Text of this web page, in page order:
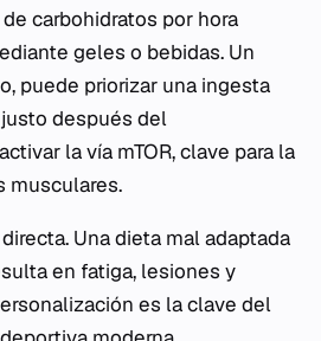
carbohidratos por hora
geles o bebidas. Un
puede priorizar una ingesta
después del
la vía mTOR, clave para la
musculares.
Una dieta mal adaptada
en fatiga, lesiones y
es la clave del